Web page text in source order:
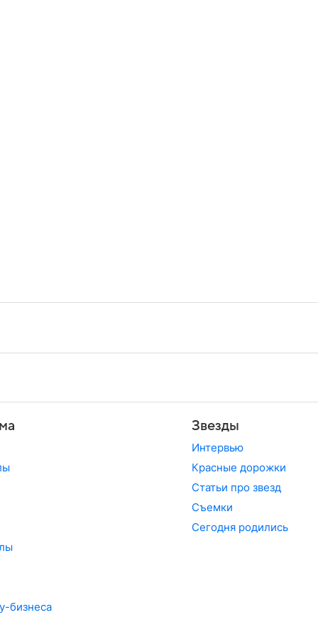
бизнеса
Звезды
Интервью
Красные дорожки
Статьи про звезд
Съемки
Сегодня родились